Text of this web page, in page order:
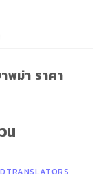
พม่า ราคา
น